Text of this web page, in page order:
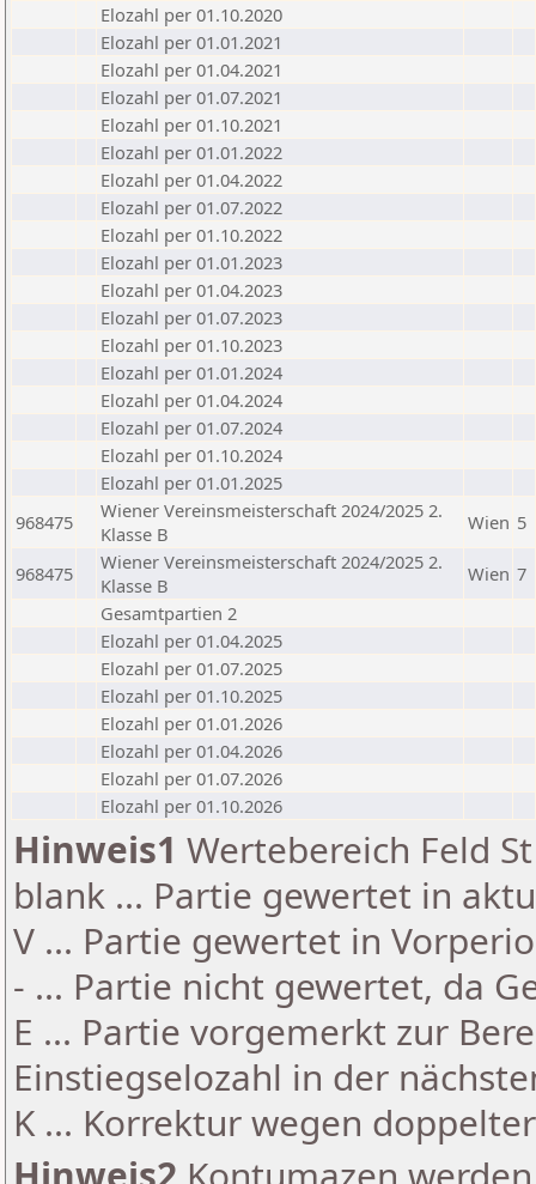
Elozahl per 01.10.2020
Elozahl per 01.01.2021
Elozahl per 01.04.2021
Elozahl per 01.07.2021
Elozahl per 01.10.2021
Elozahl per 01.01.2022
Elozahl per 01.04.2022
Elozahl per 01.07.2022
Elozahl per 01.10.2022
Elozahl per 01.01.2023
Elozahl per 01.04.2023
Elozahl per 01.07.2023
Elozahl per 01.10.2023
Elozahl per 01.01.2024
Elozahl per 01.04.2024
Elozahl per 01.07.2024
Elozahl per 01.10.2024
Elozahl per 01.01.2025
968475
Wiener Vereinsmeisterschaft 2024/2025 2.
Klasse B
Wien 5
968475
Wiener Vereinsmeisterschaft 2024/2025 2.
Klasse B
Wien 7
Gesamtpartien 2
Elozahl per 01.04.2025
Elozahl per 01.07.2025
Elozahl per 01.10.2025
Elozahl per 01.01.2026
Elozahl per 01.04.2026
Elozahl per 01.07.2026
Elozahl per 01.10.2026
Hinweis1 Wertebereich Feld
blank ... Partie gewertet in
V ... Partie gewertet in
- ... Partie nicht gewertet, da
E ... Partie vorgemerkt zur
Einstiegselozahl in der
K ... Korrektur wegen